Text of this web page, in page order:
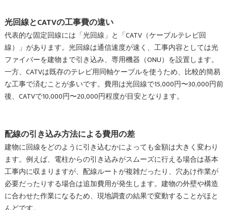
光回線とCATVの工事費の違い
代表的な固定回線には「光回線」と「CATV（ケーブルテレビ回
線）」があります。光回線は通信速度が速く、工事内容としては光
ファイバーを建物まで引き込み、専用機器（ONU）を設置します。
一方、CATVは既存のテレビ用同軸ケーブルを使うため、比較的簡易
な工事で済むことが多いです。費用は光回線で15,000円〜30,000円前
後、CATVで10,000円〜20,000円程度が目安となります。
配線の引き込み方法による費用の差
建物に回線をどのように引き込むかによっても金額は大きく変わり
ます。例えば、電柱からの引き込みがスムーズに行える場合は基本
工事内に収まりますが、配線ルートが複雑だったり、穴あけ作業が
必要だったりする場合は追加費用が発生します。建物の外壁や構造
に合わせた作業になるため、現地調査の結果で変動することがほと